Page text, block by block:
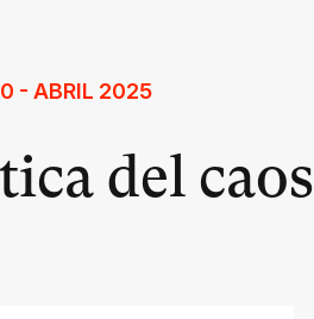
- ABRIL 2025
del caos